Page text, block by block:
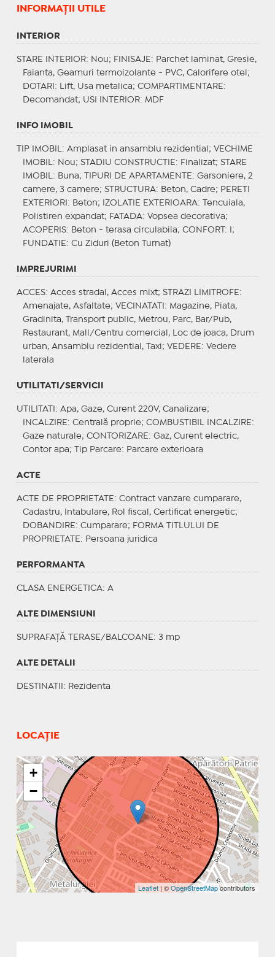
INFORMAŢII UTILE
INTERIOR
STARE INTERIOR: Nou; FINISAJE : Parchet laminat, Gresie,
Faianta, Geamuri termoizolante - PVC, Calorifere otel;
DOTARI : Lift, Usa metalica; COMPARTIMENTARE :
Decomandat; USI INTERIOR: MDF
INFO IMOBIL
TIP IMOBIL : Amplasat in ansamblu rezidential; VECHIME
IMOBIL : Nou; STADIU CONSTRUCTIE : Finalizat; STARE
IMOBIL : Buna; TIPURI DE APARTAMENTE : Garsoniere, 2
camere, 3 camere; STRUCTURA: Beton, Cadre; PERETI
EXTERIORI : Beton; IZOLATIE EXTERIOARA: Tencuiala,
Polistiren expandat; FATADA: Vopsea decorativa;
ACOPERIS: Beton - terasa circulabila; CONFORT : I;
FUNDATIE : Cu Ziduri (Beton Turnat)
IMPREJURIMI
ACCES: Acces stradal, Acces mixt; STRAZI LIMITROFE :
Amenajate, Asfaltate; VECINATATI : Magazine, Piata,
Gradinita, Transport public, Metrou, Parc, Bar/Pub,
Restaurant, Mall/Centru comercial, Loc de joaca, Drum
urban, Ansamblu rezidential, Taxi; VEDERE : Vedere
laterala
UTILITATI/SERVICII
UTILITATI : Apa, Gaze, Curent 220V, Canalizare;
INCALZIRE : Centrală proprie; COMBUSTIBIL INCALZIRE :
Gaze naturale; CONTORIZARE : Gaz, Curent electric,
Contor apa;
Tip Parcare: Parcare exterioara
ACTE
ACTE DE PROPRIETATE : Contract vanzare cumparare,
Cadastru, Intabulare, Rol fiscal, Certificat energetic;
DOBANDIRE : Cumparare; FORMA TITLULUI DE
PROPRIETATE : Persoana juridica
PERFORMANTA
CLASA ENERGETICA: A
ALTE DIMENSIUNI
SUPRAFAȚĂ TERASE/BALCOANE: 3 mp
ALTE DETALII
DESTINATII : Rezidenta
LOCAȚIE
+
−
Leaflet | ©OpenStreetMapcontributors